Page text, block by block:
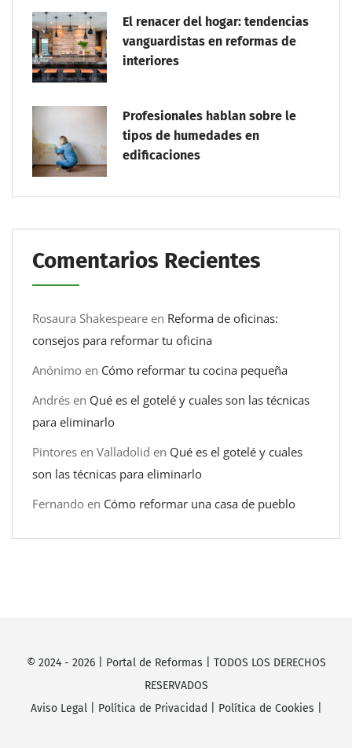
El renacer del hogar: tendencias
vanguardistas en reformas de
interiores
Profesionales hablan sobre le
tipos de humedades en
edificaciones
Comentarios Recientes
Rosaura Shakespeare en Reforma de oficinas:
consejos para reformar tu oficina
Anónimo en Cómo reformar tu cocina pequeña
Andrés en Qué es el gotelé y cuales son las técnicas
para eliminarlo
Pintores en Valladolid en Qué es el gotelé y cuales
son las técnicas para eliminarlo
Fernando en Cómo reformar una casa de pueblo
© 2024 - 2026| Portal de Reformas | TODOS LOS DERECHOS
RESERVADOS
Aviso Legal| Política de Privacidad Política de Cookies